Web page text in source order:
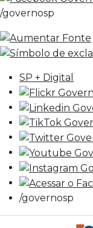
/governosp
SP + Digital
/governosp